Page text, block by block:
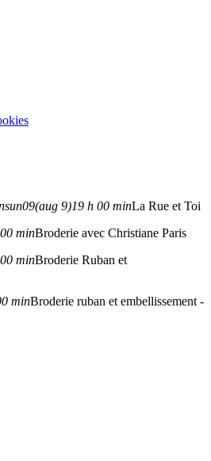
sun09(aug 9)19 h 00 minLa Rue et Toi
minBroderie avec Christiane Paris
minBroderie Ruban et
minBroderie ruban et embellissement -